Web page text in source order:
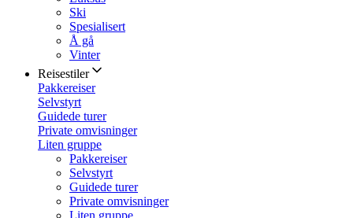
Ski
Spesialisert
Å gå
Vinter
Reisestiler
Pakkereiser
Selvstyrt
Guidede turer
Private omvisninger
Liten gruppe
Pakkereiser
Selvstyrt
Guidede turer
Private omvisninger
Liten gruppe